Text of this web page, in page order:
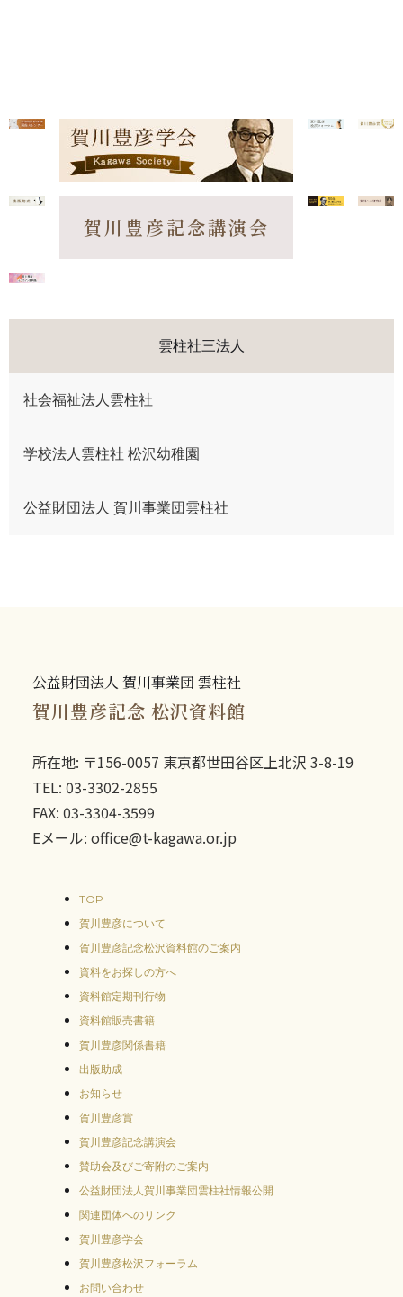
賀川豊彦記念講演会
雲柱社三法人
社会福祉法人雲柱社
学校法人雲柱社 松沢幼稚園
公益財団法人 賀川事業団雲柱社
公益財団法人 賀川事業団 雲柱社
賀川豊彦記念 松沢資料館
所在地: 〒156-0057 東京都世田谷区上北沢 3-8-19
TEL: 03-3302-2855
FAX: 03-3304-3599
Eメール: office@t-kagawa.or.jp
TOP
賀川豊彦について
賀川豊彦記念松沢資料館のご案内
資料をお探しの方へ
資料館定期刊行物
資料館販売書籍
賀川豊彦関係書籍
出版助成
お知らせ
賀川豊彦賞
賀川豊彦記念講演会
賛助会及びご寄附のご案内
公益財団法人賀川事業団雲柱社情報公開
関連団体へのリンク
賀川豊彦学会
賀川豊彦松沢フォーラム
お問い合わせ